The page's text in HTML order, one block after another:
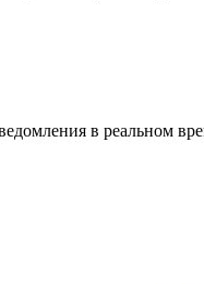
в реальном